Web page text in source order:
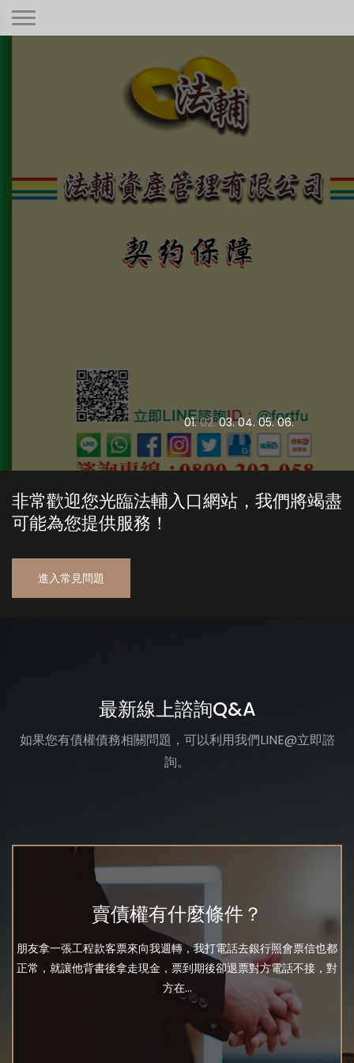
01. 02. 03. 04. 05. 06.
非常歡迎您光臨法輔入口網站，我們將竭盡
可能為您提供服務！
進入常見問題
最新線上諮詢Q&A
如果您有債權債務相關問題，可以利用我們LINE@立即諮
詢。
賣債權有什麼條件？
朋友拿一張工程款客票來向我週轉，我打電話去銀行照會票信也都
正常，就讓他背書後拿走現金，票到期後卻退票對方電話不接，對
方在...